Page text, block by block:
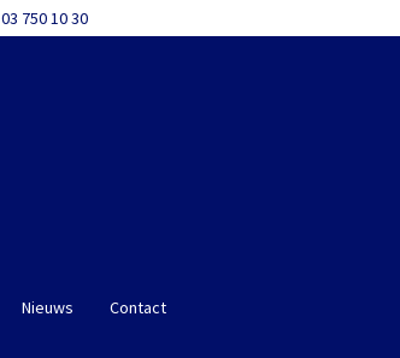
03 750 10 30
Nieuws Contact